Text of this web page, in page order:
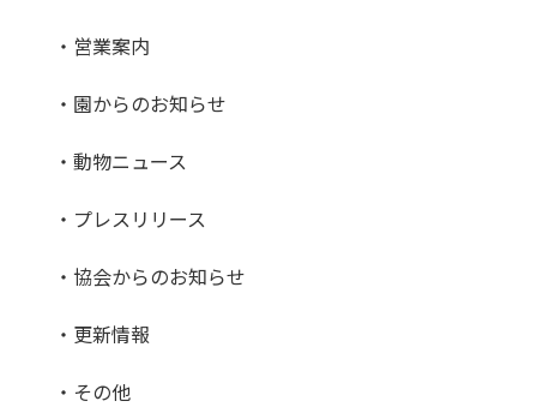
・営業案内
・園からのお知らせ
・動物ニュース
・プレスリリース
・協会からのお知らせ
・更新情報
・その他